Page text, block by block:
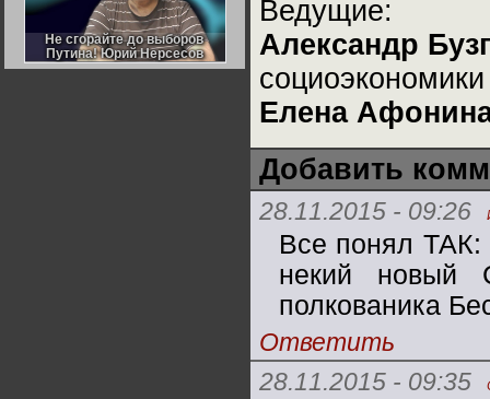
Германии:
парламентская
демократия или
диктатура
пролетариата?
Деятельность
Не сгорайте до выборов
Путина! Юрий Нерсесов
Не сгорайте до выборов
Путина! Юрий Нерсесов
Ведущие:
Александр
Елена
Добавить
28.11.2015 - 09:26
Все понял
некий
полкованика
Ответить
28.11.2015 - 09:35